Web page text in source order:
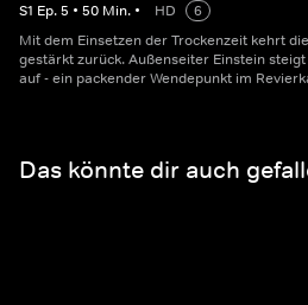
S1 Ep.5 • 50 Min. • HD
6
Mit dem Einsetzen der Trockenzeit kehrt
gestärkt zurück. Außenseiter Einstein
auf - ein packender Wendepunkt im
Das könnte dir auch